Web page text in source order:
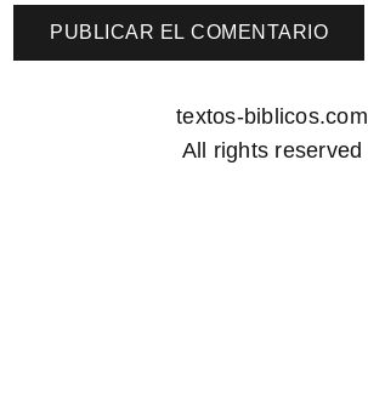
textos-biblicos.com
All rights reserved